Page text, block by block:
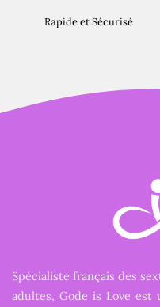
Rapide et Sécurisé
Spécialiste français des
adultes, Gode is Love est